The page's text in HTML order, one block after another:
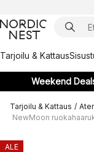
Tarjoilu & Kattaus
Weekend
Tarjoilu & Kattaus /
NewMoon
ALE